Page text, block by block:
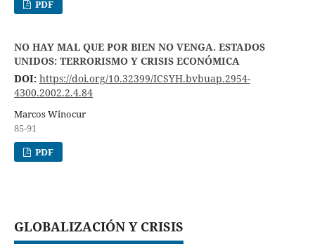
PDF
NO HAY MAL QUE POR BIEN NO VENGA. ESTADOS
UNIDOS: TERRORISMO Y CRISIS ECONÓMICA
DOI: https://doi.org/10.32399/ICSYH.bvbuap.2954-
4300.2002.2.4.84
Marcos Winocur
85-91
PDF
GLOBALIZACIÓN Y CRISIS